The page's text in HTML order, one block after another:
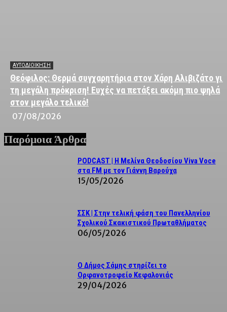
ΑΥΤΟΔΙΟΙΚΗΣΗ
Θεόφιλος: Θερμά συγχαρητήρια στον Χάρη Αλιβιζάτο για
τη μεγάλη πρόκριση! Ευχές να πετάξει ακόμη πιο ψηλά
στον μεγάλο τελικό!
07/08/2026
Παρόμοια Άρθρα
PODCAST | Η Μελίνα Θεοδοσίου Viva Voce
στα FM με τον Γιάννη Βαρούχα
15/05/2026
ΣΣΚ | Στην τελική φάση του Πανελληνίου
Σχολικού Σκακιστικού Πρωταθλήματος
06/05/2026
Ο Δήμος Σάμης στηρίζει το
Ορφανοτροφείο Κεφαλονιάς
29/04/2026